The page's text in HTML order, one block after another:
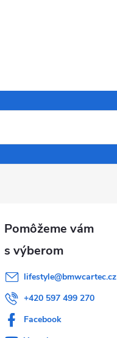
lifestyle@bmwcartec.cz
+420 597 499 270
Facebook